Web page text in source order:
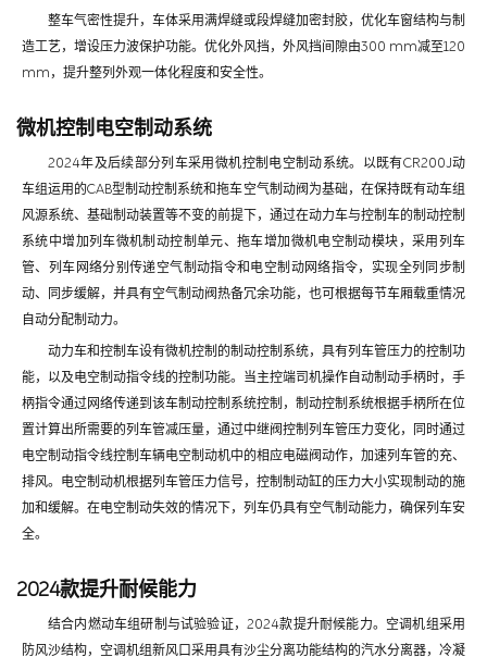
整车气密性提升，车体采用满焊缝或段焊缝加密封胶，优化车窗结构与制
造工艺，增设压力波保护功能。优化外风挡，外风挡间隙由300 mm减至120
mm，提升整列外观一体化程度和安全性。
微机控制电空制动系统
2024年及后续部分列车采用微机控制电空制动系统。以既有CR200J动
车组运用的CAB型制动控制系统和拖车空气制动阀为基础，在保持既有动车组
风源系统、基础制动装置等不变的前提下，通过在动力车与控制车的制动控制
系统中增加列车微机制动控制单元、拖车增加微机电空制动模块，采用列车
管、列车网络分别传递空气制动指令和电空制动网络指令，实现全列同步制
动、同步缓解，并具有空气制动阀热备冗余功能，也可根据每节车厢载重情况
自动分配制动力。
动力车和控制车设有微机控制的制动控制系统，具有列车管压力的控制功
能，以及电空制动指令线的控制功能。当主控端司机操作自动制动手柄时，手
柄指令通过网络传递到该车制动控制系统控制，制动控制系统根据手柄所在位
置计算出所需要的列车管减压量，通过中继阀控制列车管压力变化，同时通过
电空制动指令线控制车辆电空制动机中的相应电磁阀动作，加速列车管的充、
排风。电空制动机根据列车管压力信号，控制制动缸的压力大小实现制动的施
加和缓解。在电空制动失效的情况下，列车仍具有空气制动能力，确保列车安
全。
2024款提升耐候能力
结合内燃动车组研制与试验验证，2024款提升耐候能力。空调机组采用
防风沙结构，空调机组新风口采用具有沙尘分离功能结构的汽水分离器，冷凝